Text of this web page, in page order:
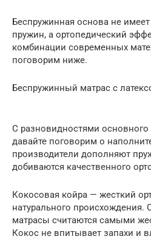
Беспружинная основа не имеет
пружин, а ортопедический
комбинации современных
поговорим ниже.
Беспружинный матрас с
С разновидностями основного
давайте поговорим о
производители дополняют
добиваются качественного
Кокосовая койра — жесткий
натурального происхождения.
матрасы считаются самыми
Кокос не впитывает запахи и